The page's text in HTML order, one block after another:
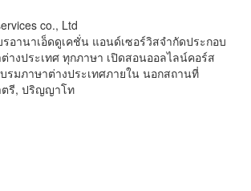
co., Ltd
อานาเอ็ดดูเคชั่น แอนด์​เซอร์วิส​จำกัด​ประกอบ
างประเทศ ทุกภาษา เปิดสอนออลไลน์คอร์ส
รมภาษาต่างประเทศภายใน นอกสถานที่
รี, ปริญญาโท​